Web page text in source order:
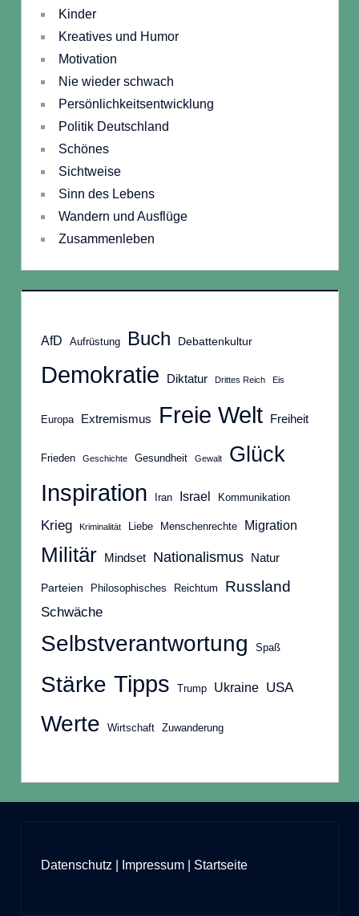
Kinder
Kreatives und Humor
Motivation
Nie wieder schwach
Persönlichkeitsentwicklung
Politik Deutschland
Schönes
Sichtweise
Sinn des Lebens
Wandern und Ausflüge
Zusammenleben
AfD Aufrüstung Buch Debattenkultur
Demokratie Diktatur Drittes Reich Eis
Europa Extremismus Freie Welt Freiheit
Frieden Geschichte Gesundheit Gewalt Glück
Inspiration Iran Israel Kommunikation
Krieg Kriminalität Liebe Menschenrechte Migration
Militär Mindset Nationalismus Natur
Parteien Philosophisches Reichtum Russland
Schwäche
Selbstverantwortung Spaß
Stärke Tipps Trump Ukraine USA
Werte Wirtschaft Zuwanderung
Datenschutz Impressum| Startseite